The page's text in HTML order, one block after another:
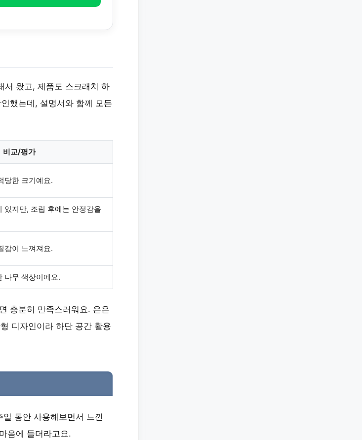
서 왔고, 제품도 스크래치 하
했는데, 설명서와 함께 모든
비교/평가
당한 크기예요.
있지만, 조립 후에는 안정감을
감이 느껴져요.
나무 색상이에요.
충분히 만족스러워요. 은은
디자인이라 하단 공간 활용
동안 사용해보면서 느낀
음에 들더라고요.